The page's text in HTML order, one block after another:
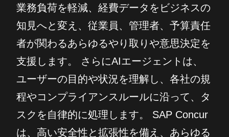
業務負荷を軽減、経費データをビジネスの
知見へと変え、従業員、管理者、予算責任
者が関わるあらゆるやり取りや意思決定を
支援します。 さらにAIエージェントは、
ユーザーの目的や状況を理解し、各社の規
程やコンプライアンスルールに沿って、タ
スクを自律的に処理します。 SAP Concur
は、高い安全性と拡張性を備え、あらゆる